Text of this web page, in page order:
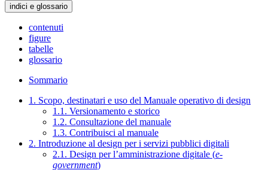
indici e glossario
contenuti
figure
tabelle
glossario
Sommario
1. Scopo, destinatari e uso del Manuale operativo di design
1.1. Versionamento e storico
1.2. Consultazione del manuale
1.3. Contribuisci al manuale
2. Introduzione al design per i servizi pubblici digitali
2.1. Design per l’amministrazione digitale (e-
government)